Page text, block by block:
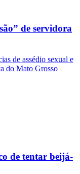
de servidora
de assédio sexual e
do Mato Grosso
de tentar beijá-